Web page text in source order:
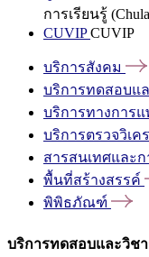
การเรียนรู้
CUVIPCUVIP
บริการสังคม
บริการทดสอบแ
บริการทางการ
บริการตรวจวิเ
สารสนเทศและ
พื้นที่สร้างสรรค์
พิพิธภัณฑ์
บริการทดสอบและวิช